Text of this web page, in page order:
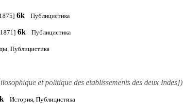
6k Публицистика
6k Публицистика
Публицистика
et politique des etablissements des deux Indes])
История, Публицистика